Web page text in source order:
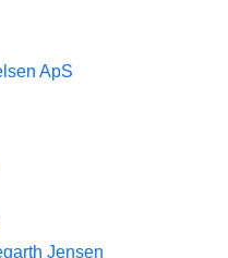
ApS
Jensen